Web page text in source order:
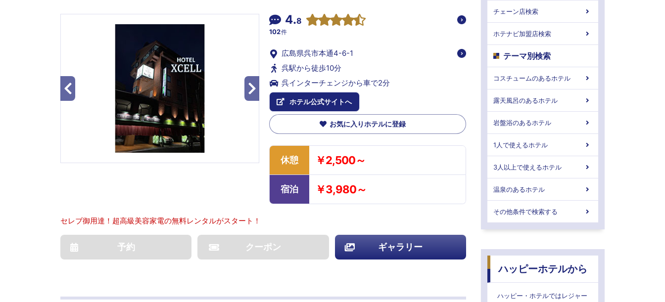
4.8
102件
広島県呉市本通4-6-1
呉駅から徒歩10分
呉インターチェンジから車で2分
ホテル公式サイトへ
お気に入りホテルに登録
休憩 ￥2,500～
宿泊 ￥3,980～
セレブ御用達！超高級美容家電の無料レンタルがスタート！
予約 クーポン ギャラリー
チェーン店検索
ホテナビ加盟店検索
テーマ別検索
コスチュームのあるホテル
露天風呂のあるホテル
岩盤浴のあるホテル
1人で使えるホテル
3人以上で使えるホテル
温泉のあるホテル
その他条件で検索する
ハッピーホテルから
ハッピー・ホテルではレジャー